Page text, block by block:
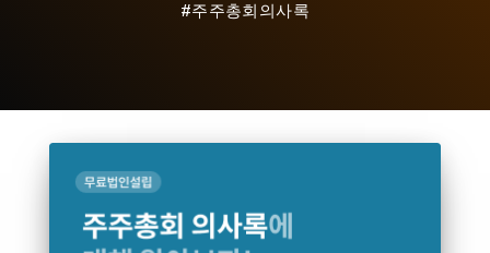
#주주총회의사록